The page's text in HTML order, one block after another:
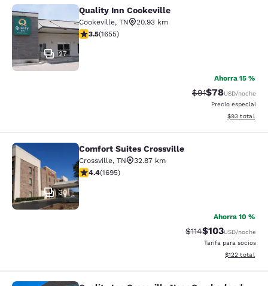
Quality Inn Cookeville
27
Quality Inn Cookeville
Cookeville, TN
20.93 km
calificación de 3.52 estrellas. Bueno. 1655 reseñas
3.5(1655)
Ahorra 15 %
Precio tachado:
$91Precio con
$78USD/noche
Precio especial
Ver detalles
$93 total
Comfort Suites Crossville
30
Comfort Suites Crossville
Crossville, TN
32.87 km
calificación de 4.43 estrellas. Excelente. 1695 reseñas
4.4(1695)
Ahorra 10 %
Precio tachado:
$114Precio con
$103USD/noche
Tarifa para socios
Ver detalles
$122 total